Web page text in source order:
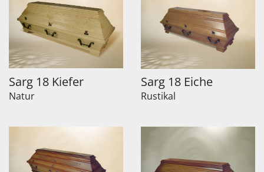
Sarg 18 Kiefer
Natur
Sarg 18 Eiche
Rustikal